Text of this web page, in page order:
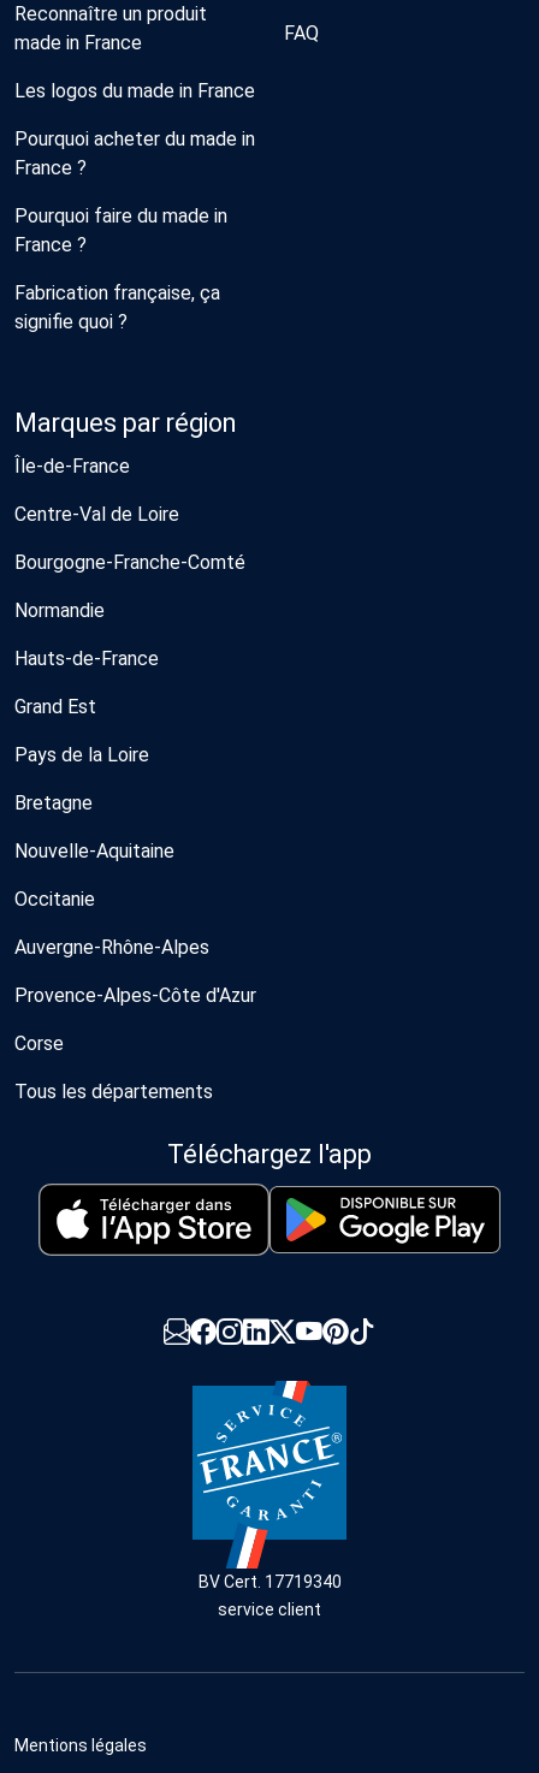
Reconnaître un produit
made in France
Les logos du made in France
Pourquoi acheter du made in
France ?
Pourquoi faire du made in
France ?
Fabrication française, ça
signifie quoi ?
FAQ
Marques par région
Île-de-France
Centre-Val de Loire
Bourgogne-Franche-Comté
Normandie
Hauts-de-France
Grand Est
Pays de la Loire
Bretagne
Nouvelle-Aquitaine
Occitanie
Auvergne-Rhône-Alpes
Provence-Alpes-Côte d'Azur
Corse
Tous les départements
Téléchargez l'app
BV Cert. 17719340
service client
Mentions légales